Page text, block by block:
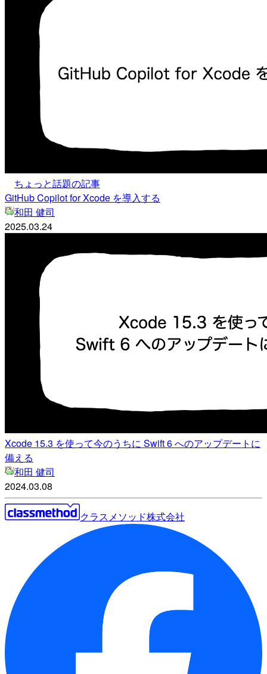
ちょっと話題の記事
GitHub Copilot for Xcode を導入する
和田 健司
2025.03.24
Xcode 15.3 を使って今のうちに Swift 6 へのアップデートに
備える
和田 健司
2024.03.08
クラスメソッド株式会社